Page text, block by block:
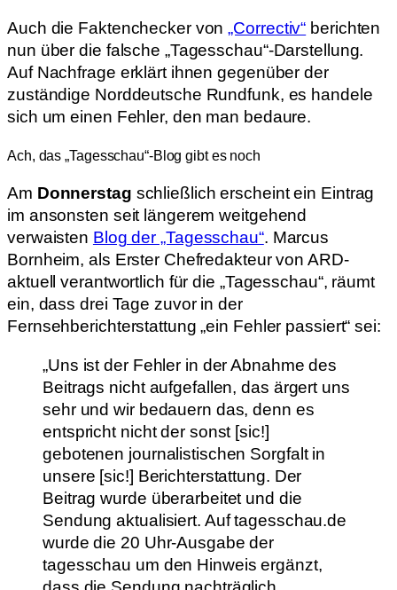
Auch die Faktenchecker von„Correctiv“ berichten
nun über die falsche „Tagesschau“-Darstellung.
Auf Nachfrage erklärt ihnen gegenüber der
zuständige Norddeutsche Rundfunk, es handele
sich um einen Fehler, den man bedaure.
Ach, das „Tagesschau“-Blog gibt es noch
Am Donnerstag schließlich erscheint ein Eintrag
im ansonsten seit längerem weitgehend
verwaisten Blog der „Tagesschau“. Marcus
Bornheim, als Erster Chefredakteur von ARD-
aktuell verantwortlich für die „Tagesschau“, räumt
ein, dass drei Tage zuvor in der
Fernsehberichterstattung „ein Fehler passiert“ sei:
„Uns ist der Fehler in der Abnahme des
Beitrags nicht aufgefallen, das ärgert uns
sehr und wir bedauern das, denn es
entspricht nicht der sonst [sic!]
gebotenen journalistischen Sorgfalt in
unsere [sic!] Berichterstattung. Der
Beitrag wurde überarbeitet und die
Sendung aktualisiert. Auf tagesschau.de
wurde die 20 Uhr-Ausgabe der
tagesschau um den Hinweis ergänzt,